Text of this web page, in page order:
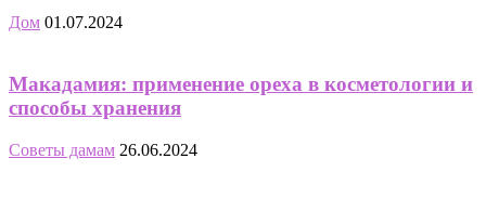
Дом 01.07.2024
Макадамия: применение ореха в косметологии и
способы хранения
Советы дамам 26.06.2024